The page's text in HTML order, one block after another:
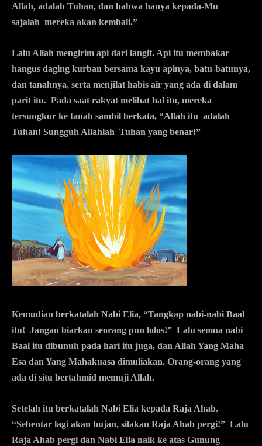
Allah, adalah Tuhan, dan bahwa hanya kepada-Mu
sajalah mereka akan kembali.”
Lalu Allah mengirim api dari langit. Api itu membakar
hangus daging kurban bersama kayu apinya, batu-batunya,
dan tanahnya, serta menjilat habis air yang ada di dalam
parit itu. Pada saat rakyat melihat hal itu, mereka
tersungkur ke tanah sambil berkata, “Allah itu adalah
Tuhan! Sungguh Allahlah Tuhan yang benar!”
Kemudian berkatalah Nabi Elia, “Tangkap nabi-nabi Baal
itu! Jangan biarkan seorang pun lolos!” Lalu semua nabi
Baal itu dibunuh pada hari itu juga, dan Allah Yang Maha
Esa dan Yang Mahakuasa dimuliakan. Orang-orang yang
ada di situ bertahmid memuji Allah.
Setelah itu berkatalah Nabi Elia kepada Raja Ahab,
“Sebentar lagi akan hujan, silakan Raja Ahab pergi!” Lalu
Raja Ahab pergi dan Nabi Elia naik ke atas Gunung